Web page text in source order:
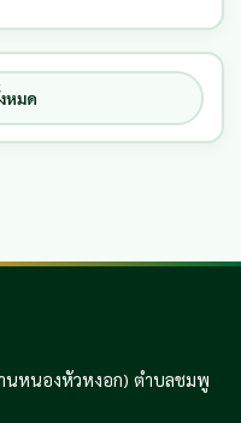
หมด
นหนองหัวหงอก) ตำบลชมพู